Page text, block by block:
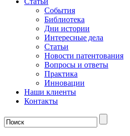
События
Библиотека
Дни истории
Интересные дела
Статьи
Новости патентования
Вопросы и ответы
Практика
Инновации
Наши клиенты
Контакты